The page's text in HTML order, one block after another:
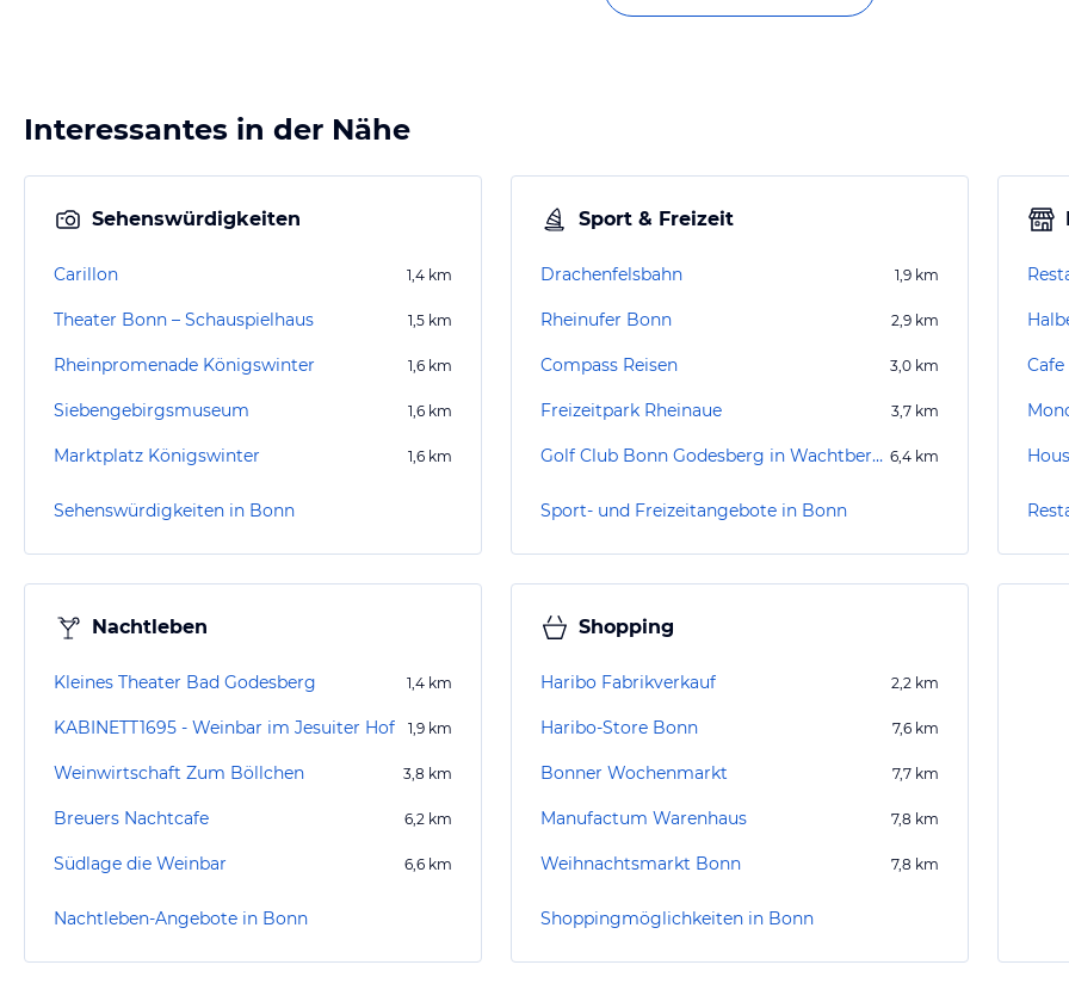
Interessantes in der Nähe
Sehenswürdigkeiten
Carillon 1,4 km
Theater Bonn – Schauspielhaus 1,5 km
Rheinpromenade Königswinter 1,6 km
Siebengebirgsmuseum 1,6 km
Marktplatz Königswinter 1,6 km
Sehenswürdigkeiten in Bonn
Sport & Freizeit
Drachenfelsbahn 1,9 km
Rheinufer Bonn 2,9 km
Compass Reisen 3,0 km
Freizeitpark Rheinaue 3,7 km
Golf Club Bonn Godesberg in Wachtberg e.V. 6,4 km
Sport- und Freizeitangebote in Bonn
Nachtleben
Kleines Theater Bad Godesberg 1,4 km
KABINETT1695 - Weinbar im Jesuiter Hof 1,9 km
Weinwirtschaft Zum Böllchen 3,8 km
Breuers Nachtcafe 6,2 km
Südlage die Weinbar 6,6 km
Nachtleben-Angebote in Bonn
Shopping
Haribo Fabrikverkauf 2,2 km
Haribo-Store Bonn 7,6 km
Bonner Wochenmarkt 7,7 km
Manufactum Warenhaus 7,8 km
Weihnachtsmarkt Bonn 7,8 km
Shoppingmöglichkeiten in Bonn